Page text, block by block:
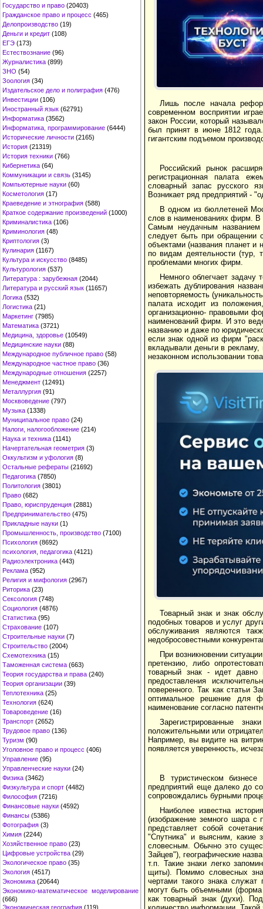
Государство и право (20403)
Гражданское право и процесс (465)
Делопроизводство (19)
Деньги и кредит (108)
ЕГЭ (173)
Естествознание (96)
Журналистика (899)
ЗНО (54)
Зоология (34)
Издательское дело и полиграфия (476)
Инвестиции (106)
Иностранный язык (62791)
Информатика (3562)
Информатика, программирование (6444)
Исторические личности (2165)
История (21319)
История техники (766)
Кибернетика (64)
Коммуникации и связь (3145)
Компьютерные науки (60)
Косметология (17)
Краеведение и этнография (588)
Краткое содержание произведений (1000)
Криминалистика (106)
Криминология (48)
Криптология (3)
Кулинария (1167)
Культура и искусство (8485)
Культурология (537)
Литература : зарубежная (2044)
Литература и русский язык (11657)
Логика (532)
Логистика (21)
Маркетинг (7985)
Математика (3721)
Медицина, здоровье (10549)
Медицинские науки (88)
Международное публичное право (58)
Международное частное право (36)
Международные отношения (2257)
Менеджмент (12491)
Металлургия (91)
Москвоведение (797)
Музыка (1338)
Муниципальное право (24)
Налоги, налогообложение (214)
Наука и техника (1141)
Начертательная геометрия (3)
Оккультизм и уфология (8)
Остальные рефераты (21692)
Педагогика (7850)
Политология (3801)
Право (682)
Право, юриспруденция (2881)
Предпринимательство (475)
Прикладные науки (1)
Промышленность, производство (7100)
Психология (8692)
психология, педагогика (4121)
Радиоэлектроника (443)
Реклама (952)
Религия и мифология (2967)
Риторика (23)
Сексология (748)
Социология (4876)
Статистика (95)
Страхование (107)
Строительные науки (7)
Строительство (2004)
Схемотехника (15)
Таможенная система (663)
Теория государства и права (240)
Теория организации (39)
Теплотехника (25)
Технология (624)
Товароведение (16)
Транспорт (2652)
Трудовое право (136)
Туризм (90)
Уголовное право и процесс (406)
Управление (95)
Управленческие науки (24)
Физика (3462)
Физкультура и спорт (4482)
Философия (7216)
Финансовые науки (4592)
Финансы (5386)
Фотография (3)
Химия (2244)
Хозяйственное право (23)
Цифровые устройства (29)
Экологическое право (35)
Экология (4517)
Экономика (20644)
Экономико-математическое моделирование
(666)
Экономическая география (119)
Лишь после начала
современном восприятии
закон России, который
был принят в июне 1812 года.
гигантским подъемом
Российский рынок
регистрационная палата
словарный запас русского
Возникает ряд предприятий -
В одном из бюллетеней
слов в наименованиях фирм. В
Самым неудачным названием
следует быть при обращении
объектами (названия планет
по видам деятельности (тур,
проблемами многих фирм.
Немного облегчает задачу
избежать дублирования
неповторяемость
палата исходит из
организационно- правовыми
наименований фирм. И это
названию и даже по
если знак одной из фирм
вкладывали деньги в
незаконном использовании
Товарный знак и знак
подобных товаров и услуг
обслуживания являются
недобросовестными
При возникновении
претензию, либо
товарный знак - идет
предоставления
поверенного. Так как статьи
оптимальное решение для
наименование согласно
Зарегистрированные
положительными или
Например, вы видите на
появляется уверенность,
В туристическом
предприятий еще далеко до
сопровождались бурными
Наиболее известна
(изображение земного шара с
представляет собой
"Спутника" и выясним, какие
словесным. Обычно это
Зайцев"), географические
т.п. Такие знаки легко
щиты). Помимо словесных
чертами такого знака
могут быть объемными (форма
как товарный знак (духи).